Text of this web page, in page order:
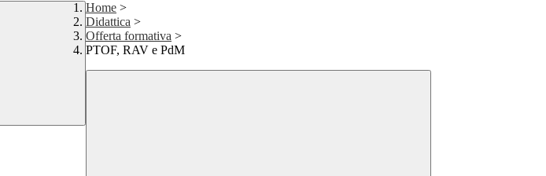
Home >
Didattica >
Offerta formativa >
PTOF, RAV e PdM